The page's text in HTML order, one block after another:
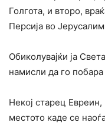
Голгота, и второ,
Персија во
Обиколувајќи ја
намисли да го
Некој старец
местото каде се